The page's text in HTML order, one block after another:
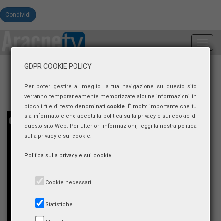
Condividi
GDPR COOKIE POLICY
Per poter gestire al meglio la tua navigazione su questo sito
verranno temporaneamente memorizzate alcune informazioni in
piccoli file di testo denominati cookie . È molto importante che tu
sia informato e che accetti la politica sulla privacy e sui cookie di
questo sito Web. Per ulteriori informazioni, leggi la nostra politica
sulla privacy e sui cookie.
Politica sulla privacy e sui cookie
Cookie necessari
Statistiche